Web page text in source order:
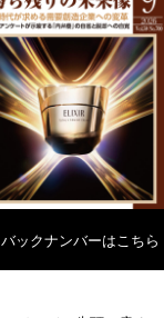
バックナンバーはこちら